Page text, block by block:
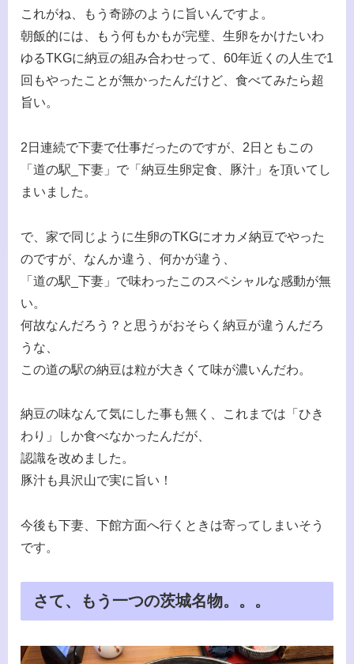
これがね、もう奇跡のように旨いんですよ。
朝飯的には、もう何もかもが完璧、生卵をかけたいわ
ゆるTKGに納豆の組み合わせって、60年近くの人生で1
回もやったことが無かったんだけど、食べてみたら超
旨い。
2日連続で下妻で仕事だったのですが、2日ともこの
「道の駅_下妻」で「納豆生卵定食、豚汁」を頂いてし
まいました。
で、家で同じように生卵のTKGにオカメ納豆でやった
のですが、なんか違う、何かが違う、
「道の駅_下妻」で味わったこのスペシャルな感動が無
い。
何故なんだろう？と思うがおそらく納豆が違うんだろ
うな、
この道の駅の納豆は粒が大きくて味が濃いんだわ。
納豆の味なんて気にした事も無く、これまでは「ひき
わり」しか食べなかったんだが、
認識を改めました。
豚汁も具沢山で実に旨い！
今後も下妻、下館方面へ行くときは寄ってしまいそう
です。
さて、もう一つの茨城名物。。。